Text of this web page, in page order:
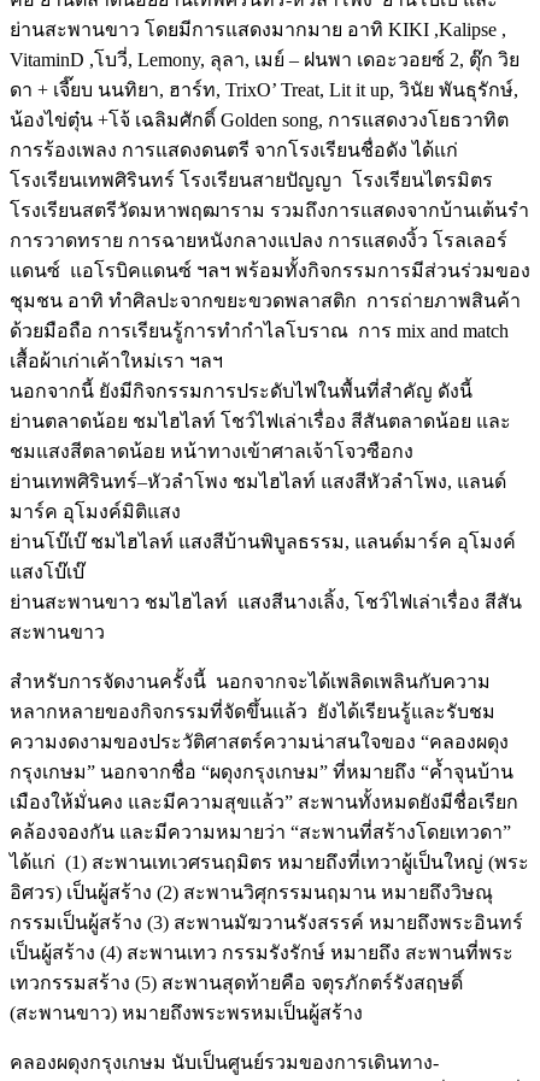
ย่านสะพานขาว โดยมีการแสดงมากมาย อาทิ KIKI ,Kalipse ,
VitaminD ,โบวี่, Lemony, ลุลา, เมย์ – ฝนพา เดอะวอยซ์ 2, ตุ๊ก วิย
ดา + เจี๊ยบ นนทิยา, ฮาร์ท, TrixO’ Treat, Lit it up, วินัย พันธุรักษ์,
น้องไข่ตุ๋น +โจ้ เฉลิมศักดิ์ Golden song, การแสดงวงโยธวาทิต
การร้องเพลง การแสดงดนตรี จากโรงเรียนชื่อดัง ได้แก่
โรงเรียนเทพศิรินทร์ โรงเรียนสายปัญญา โรงเรียนไตรมิตร
โรงเรียนสตรีวัดมหาพฤฒาราม รวมถึงการแสดงจากบ้านเต้นรำ
การวาดทราย การฉายหนังกลางแปลง การแสดงงิ้ว โรลเลอร์
แดนซ์ แอโรบิคแดนซ์ ฯลฯ พร้อมทั้งกิจกรรมการมีส่วนร่วมของ
ชุมชน อาทิ ทำศิลปะจากขยะขวดพลาสติก การถ่ายภาพสินค้า
ด้วยมือถือ การเรียนรู้การทำกำไลโบราณ การ mix and match
เสื้อผ้าเก่าเค้าใหม่เรา ฯลฯ
นอกจากนี้ ยังมีกิจกรรมการประดับไฟในพื้นที่สำคัญ ดังนี้
ย่านตลาดน้อย ชมไฮไลท์ โชว์ไฟเล่าเรื่อง สีสันตลาดน้อย และ
ชมแสงสีตลาดน้อย หน้าทางเข้าศาลเจ้าโจวซือกง
ย่านเทพศิรินทร์–หัวลำโพง ชมไฮไลท์ แสงสีหัวลำโพง, แลนด์
มาร์ค อุโมงค์มิติแสง
ย่านโบ๊เบ๊ ชมไฮไลท์ แสงสีบ้านพิบูลธรรม, แลนด์มาร์ค อุโมงค์
แสงโบ๊เบ๊
ย่านสะพานขาว ชมไฮไลท์ แสงสีนางเลิ้ง, โชว์ไฟเล่าเรื่อง สีสัน
สะพานขาว
สำหรับการจัดงานครั้งนี้ นอกจากจะได้เพลิดเพลินกับความ
หลากหลายของกิจกรรมที่จัดขึ้นแล้ว ยังได้เรียนรู้และรับชม
ความงดงามของประวัติศาสตร์ความน่าสนใจของ “คลองผดุง
กรุงเกษม” นอกจากชื่อ “ผดุงกรุงเกษม” ที่หมายถึง “ค้ำจุนบ้าน
เมืองให้มั่นคง และมีความสุขแล้ว” สะพานทั้งหมดยังมีชื่อเรียก
คล้องจองกัน และมีความหมายว่า “สะพานที่สร้างโดยเทวดา”
ได้แก่ (1) สะพานเทเวศรนฤมิตร หมายถึงที่เทวาผู้เป็นใหญ่ (พระ
อิศวร) เป็นผู้สร้าง (2) สะพานวิศุกรรมนฤมาน หมายถึงวิษณุ
กรรมเป็นผู้สร้าง (3) สะพานมัฆวานรังสรรค์ หมายถึงพระอินทร์
เป็นผู้สร้าง (4) สะพานเทว กรรมรังรักษ์ หมายถึง สะพานที่พระ
เทวกรรมสร้าง (5) สะพานสุดท้ายคือ จตุรภักตร์รังสฤษดิ์
(สะพานขาว) หมายถึงพระพรหมเป็นผู้สร้าง
คลองผดุงกรุงเกษม นับเป็นศูนย์รวมของการเดินทาง-